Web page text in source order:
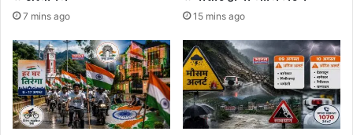
7 mins ago 15 mins ago